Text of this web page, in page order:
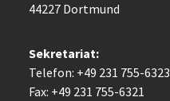
44227 Dort­mund
Sekretariat:
Telefon: +49 231 755-6323
Fax: +49 231 755-6321